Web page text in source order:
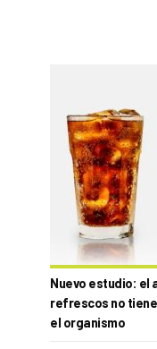
Nuevo estudio: el
refrescos no
el organismo